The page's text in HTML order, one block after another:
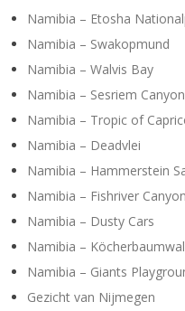
Namibia – Etosha
Namibia – Swakopmund
Namibia – Walvis Bay
Namibia – Sesriem Canyon
Namibia – Tropic of
Namibia – Deadvlei
Namibia – Hammerstein
Namibia – Fishriver Canyon
Namibia – Dusty Cars
Namibia –
Namibia – Giants
Gezicht van Nijmegen